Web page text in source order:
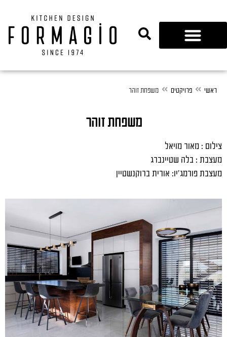
ראשי פרויקטים משפחת זוהר
משפחת זוהר
צילום : מאור מויאל
מעצבת : בלה שטיינברג
מעצבת פורמג'יו: אורית ברוקנשטיין